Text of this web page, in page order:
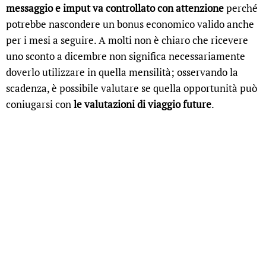
messaggio e imput va controllato con attenzioneperché
potrebbe nascondere un bonus economico valido anche
per i mesi a seguire. A molti non è chiaro che ricevere
uno sconto a dicembre non significa necessariamente
doverlo utilizzare in quella mensilità; osservando la
scadenza, è possibile valutare se quella opportunità può
coniugarsi conle valutazioni di viaggio future.